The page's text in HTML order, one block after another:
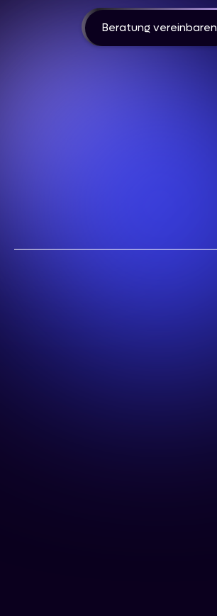
Beratung vereinbaren